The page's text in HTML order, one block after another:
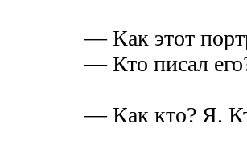
— Как этот
— Кто писал
— Как кто? Я.